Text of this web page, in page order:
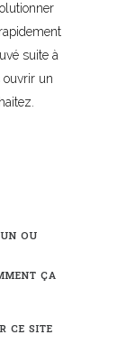
suite à
ouvrir un
OU
ÇA
CE SITE